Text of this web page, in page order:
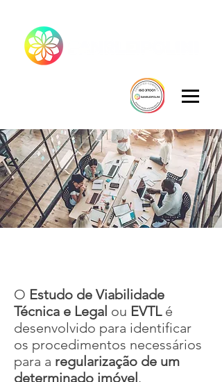
O Estudo de Viabilidade
Técnica e Legal ou EVTLé
desenvolvido para identificar
os procedimentos necessários
para a regularização de um
determinado imóvel.